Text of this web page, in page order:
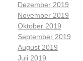
Dezember 2019
November 2019
Oktober 2019
September 2019
August 2019
Juli 2019